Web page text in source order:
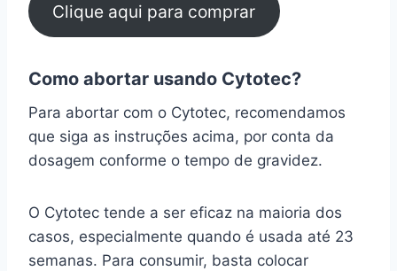
Clique aqui para comprar
Como abortar usando Cytotec?
Para abortar com o Cytotec, recomendamos
que siga as instruções acima, por conta da
dosagem conforme o tempo de gravidez.
O Cytotec tende a ser eficaz na maioria dos
casos, especialmente quando é usada até 23
semanas. Para consumir, basta colocar